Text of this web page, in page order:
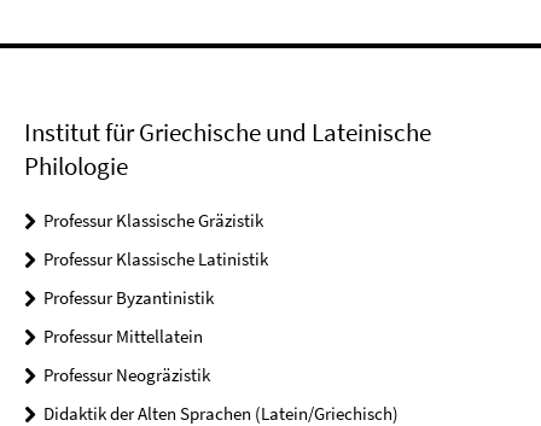
Institut für Griechische und Lateinische
Philologie
Professur Klassische Gräzistik
Professur Klassische Latinistik
Professur Byzantinistik
Professur Mittellatein
Professur Neogräzistik
Didaktik der Alten Sprachen (Latein/Griechisch)